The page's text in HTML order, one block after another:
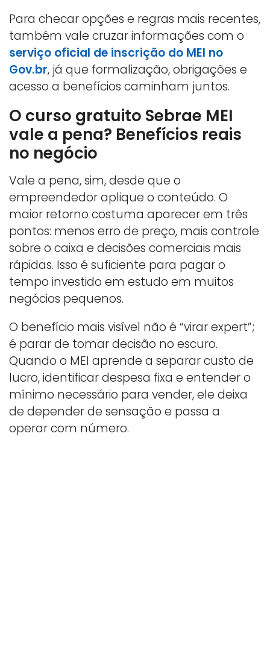
Para checar opções e regras mais recentes,
também vale cruzar informações com o
serviço oficial de inscrição do MEI no
Gov.br, já que formalização, obrigações e
acesso a benefícios caminham juntos.
O curso gratuito Sebrae MEI
vale a pena? Benefícios reais
no negócio
Vale a pena, sim, desde que o
empreendedor aplique o conteúdo. O
maior retorno costuma aparecer em três
pontos: menos erro de preço, mais controle
sobre o caixa e decisões comerciais mais
rápidas. Isso é suficiente para pagar o
tempo investido em estudo em muitos
negócios pequenos.
O benefício mais visível não é “virar expert”;
é parar de tomar decisão no escuro.
Quando o MEI aprende a separar custo de
lucro, identificar despesa fixa e entender o
mínimo necessário para vender, ele deixa
de depender de sensação e passa a
operar com número.